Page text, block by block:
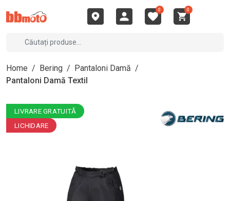
0 0
Home / Bering / Pantaloni Damă /
Pantaloni Damă Textil
LIVRARE GRATUITĂ
LICHIDARE